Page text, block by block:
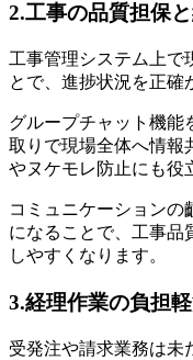
2.工事の品質担保
工事管理システム上で
とで、進捗状況を正確
グループチャット機能
取りで現場全体へ情報
やヌケモレ防止にも役
コミュニケーションの
になることで、工事品
しやすくなります。
3.経理作業の負担
受発注や請求業務は未